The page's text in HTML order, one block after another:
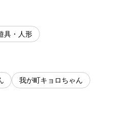
具・人形
我が町キョロちゃん